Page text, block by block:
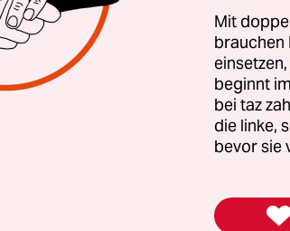
Mit
brauchen
beginnt
bei taz
die linke,
bevor sie